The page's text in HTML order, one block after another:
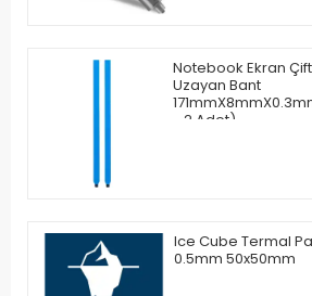
Notebook Ekran Çift
Uzayan Bant
- 2 Adet)
Ice Cube Termal
0.5mm 50x50mm